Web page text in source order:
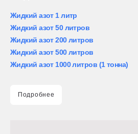
Жидкий азот 1 литр
Жидкий азот 50 литров
Жидкий азот 200 литров
Жидкий азот 500 литров
Жидкий азот 1000 литров (1 тонна)
Подробнее